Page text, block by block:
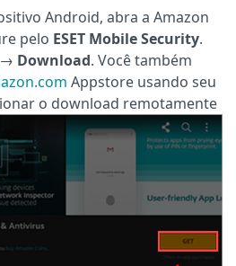
Android, abra a Amazon
pelo ESET Mobile Security.
→ Download. Você também
Appstore usando seu
o download remotamente